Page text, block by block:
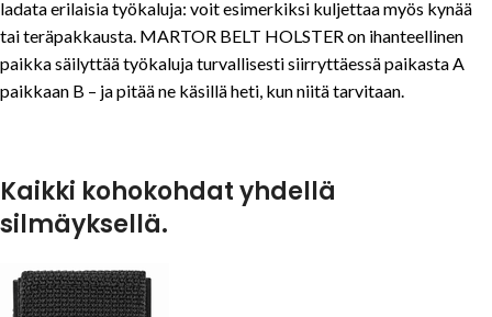
ladata erilaisia työkaluja: voit esimerkiksi kuljettaa myös kynää
tai teräpakkausta. MARTOR BELT HOLSTER on ihanteellinen
paikka säilyttää työkaluja turvallisesti siirryttäessä paikasta A
paikkaan B – ja pitää ne käsillä heti, kun niitä tarvitaan.
Kaikki kohokohdat yhdellä
silmäyksellä.